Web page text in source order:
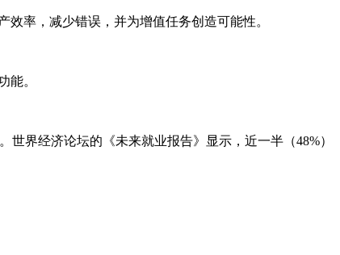
率，减少错误，并为增值任务创造可能性。
能。
界经济论坛的《未来就业报告》显示，近一半（48%）